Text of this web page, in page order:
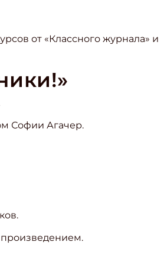
от «Классного журнала» и
Софии Агачер.